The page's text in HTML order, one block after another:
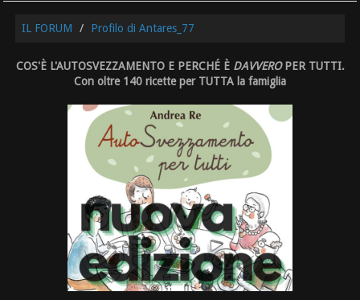
IL FORUM Profilo di Antares_77
COS'È L'AUTOSVEZZAMENTO E PERCHÉ È DAVVEROPER TUTTI.
Con oltre 140 ricette per TUTTA la famiglia